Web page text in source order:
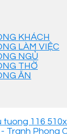
KHÁCH
LÀM VIỆC
NGỦ
THỜ
ĂN